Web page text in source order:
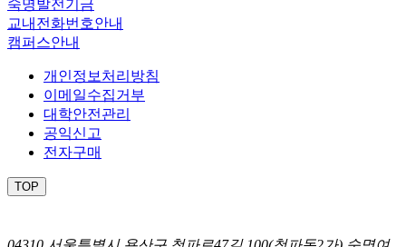
숙명발전기금
교내전화번호안내
캠퍼스안내
개인정보처리방침
이메일수집거부
대학안전관리
공익신고
전자구매
TOP